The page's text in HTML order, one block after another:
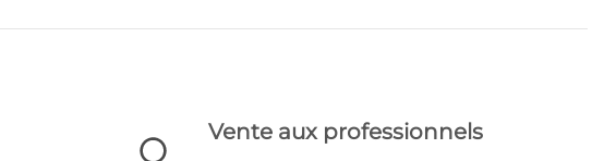
Vente aux professionnels